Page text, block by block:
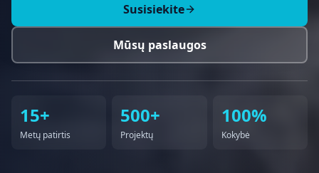
Susisiekite
Mūsų paslaugos
15+
Metų patirtis
500+
Projektų
100%
Kokybė